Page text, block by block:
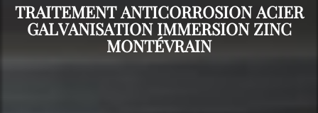
TRAITEMENT ANTICORROSION ACIER
GALVANISATION IMMERSION ZINC
MONTÉVRAIN